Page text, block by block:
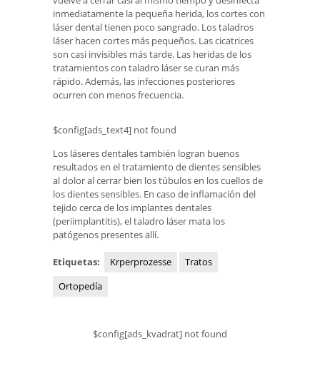
inmediatamente la pequeña herida, los cortes con
láser dental tienen poco sangrado. Los taladros
láser hacen cortes más pequeños. Las cicatrices
son casi invisibles más tarde. Las heridas de los
tratamientos con taladro láser se curan más
rápido. Además, las infecciones posteriores
ocurren con menos frecuencia.
$config[ads_text4] not found
Los láseres dentales también logran buenos
resultados en el tratamiento de dientes sensibles
al dolor al cerrar bien los túbulos en los cuellos de
los dientes sensibles. En caso de inflamación del
tejido cerca de los implantes dentales
(periimplantitis), el taladro láser mata los
patógenos presentes allí.
Etiquetas: Krperprozesse
Tratos
Ortopedía
$config[ads_kvadrat] not found